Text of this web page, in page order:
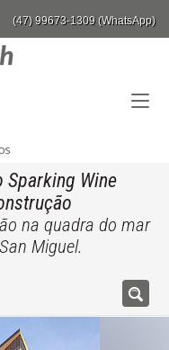
(47) 99673-1309 (WhatsApp)
Wine
na quadra do mar
Miguel.